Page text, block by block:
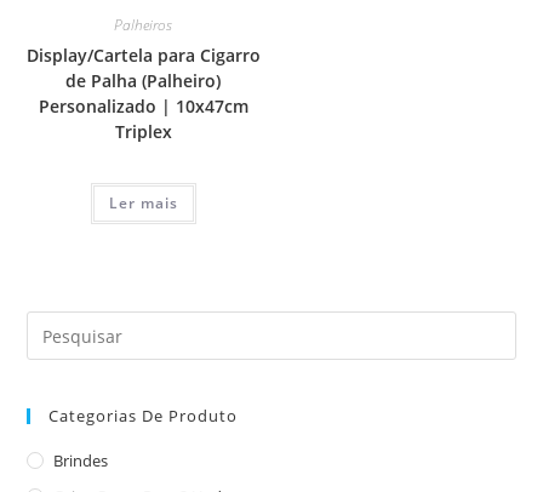
Palheiros
Display/Cartela para Cigarro
de Palha (Palheiro)
Personalizado | 10x47cm
Triplex
Ler mais
Categorias De Produto
Brindes